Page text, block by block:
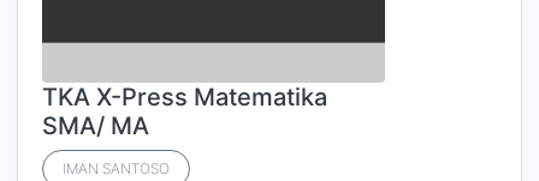
TKA X-Press Matematika
SMA/ MA
IMAN SANTOSO